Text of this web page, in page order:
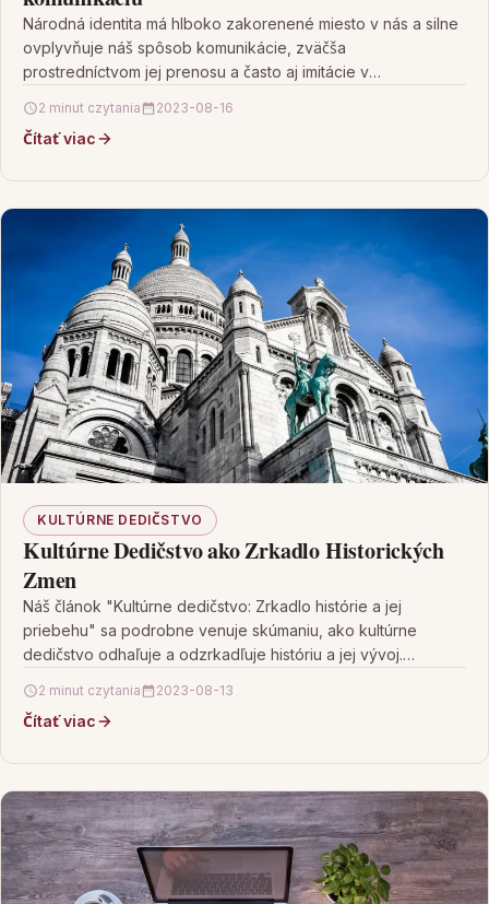
Národná identita má hlboko zakorenené miesto v nás a silne
ovplyvňuje náš spôsob komunikácie, zväčša
prostredníctvom jej prenosu a často aj imitácie v
2 minut czytania 2023-08-16
Čítať viac
KULTÚRNE DEDIČSTVO
Kultúrne Dedičstvo ako Zrkadlo Historických
Zmen
Náš článok "Kultúrne dedičstvo: Zrkadlo histórie a jej
priebehu" sa podrobne venuje skúmaniu, ako kultúrne
dedičstvo odhaľuje a odzrkadľuje históriu a jej vývoj.
2 minut czytania 2023-08-13
Čítať viac